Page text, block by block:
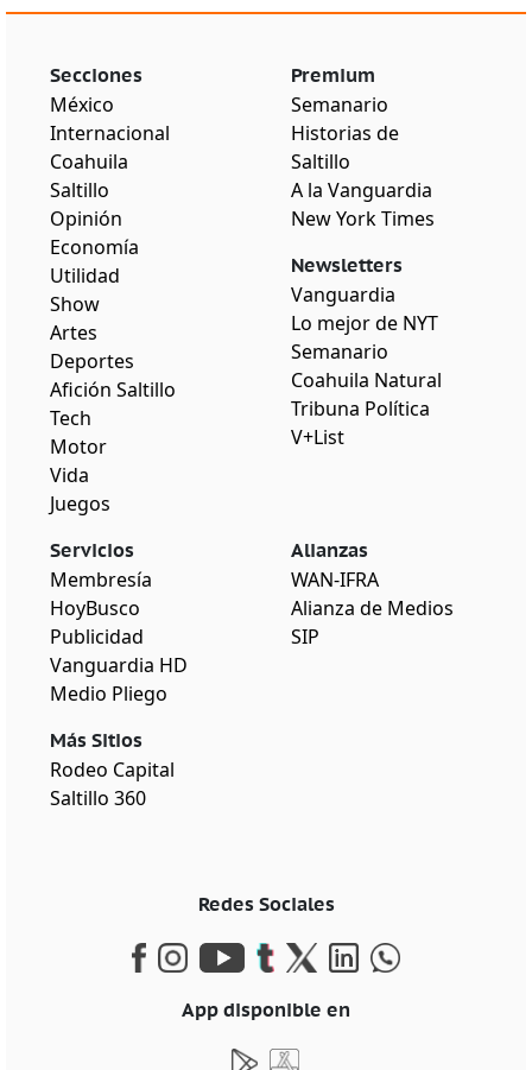
Secciones
México
Internacional
Coahuila
Saltillo
Opinión
Economía
Utilidad
Show
Artes
Deportes
Afición Saltillo
Tech
Motor
Vida
Juegos
Premium
Semanario
Historias de
Saltillo
A la Vanguardia
New York Times
Newsletters
Vanguardia
Lo mejor de NYT
Semanario
Coahuila Natural
Tribuna Política
V+List
Servicios
Membresía
HoyBusco
Publicidad
Vanguardia HD
Medio Pliego
Más Sitios
Rodeo Capital
Saltillo 360
Alianzas
WAN-IFRA
Alianza de Medios
SIP
Redes Sociales
App disponible en